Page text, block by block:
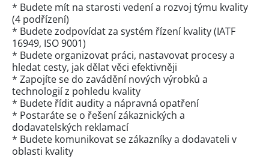
* Budete mít na starosti vedení a rozvoj týmu kvality
(4 podřízení)
* Budete zodpovídat za systém řízení kvality (IATF
16949, ISO 9001)
* Budete organizovat práci, nastavovat procesy a
hledat cesty, jak dělat věci efektivněji
* Zapojíte se do zavádění nových výrobků a
technologií z pohledu kvality
* Budete řídit audity a nápravná opatření
* Postaráte se o řešení zákaznických a
dodavatelských reklamací
* Budete komunikovat se zákazníky a dodavateli v
oblasti kvality